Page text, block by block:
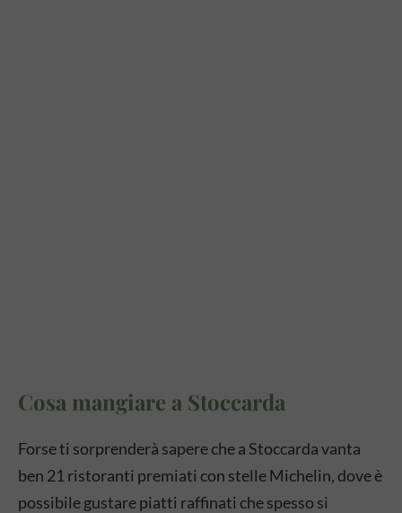
Cosa mangiare a Stoccarda
Forse ti sorprenderà sapere che a Stoccarda vanta
ben 21 ristoranti premiati con stelle Michelin, dove è
possibile gustare piatti raffinati che spesso si